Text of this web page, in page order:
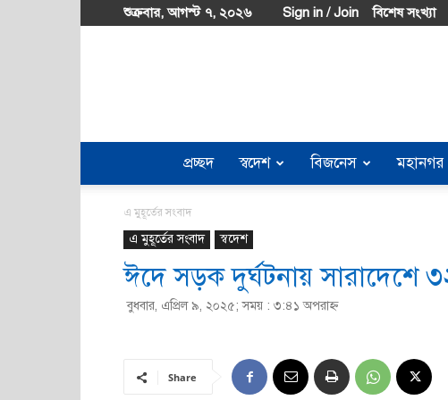
শুক্রবার, আগস্ট ৭, ২০২৬ Sign in / Join বিশেষ সংখ্যা
প্রচ্ছদ স্বদেশ বিজনেস মহানগর
এ মুহূর্তের সংবাদ
এ মুহূর্তের সংবাদ স্বদেশ
ঈদে সড়ক দুর্ঘটনায় সারাদেশে
বুধবার, এপ্রিল ৯, ২০২৫; সময় : ৩:৪১ অপরাহ্ণ
Share